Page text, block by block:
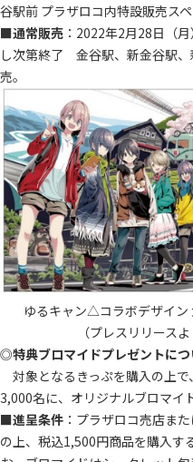
谷駅前 プラザロコ内特設販売ス
■通常販売 ：2022年2月28日（
し次第終了 金谷駅、新金谷駅
売。
ゆるキャン△コラボデザイン
（プレスリリース
◎特典ブロマイドプレゼントにつ
対象となるきっぷを購入の上
3,000名に、オリジナルブロマイ
■進呈条件 ：プラザロコ売店ま
の上、税込1,500円商品を購入す